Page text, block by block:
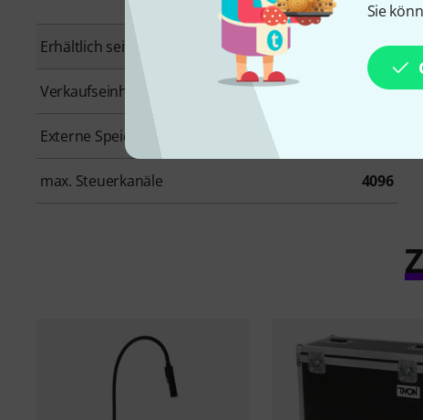
Sie
Erhältlich seit Oktober 2020
Verkaufseinheit 1 Stück
Externe Speichermöglichkeit
max. Steuerkanäle 4096